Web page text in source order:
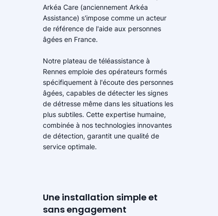
Arkéa Care (anciennement Arkéa
Assistance) s'impose comme un acteur
de référence de l'aide aux personnes
âgées en France.
Notre plateau de téléassistance à
Rennes emploie des opérateurs formés
spécifiquement à l'écoute des personnes
âgées, capables de détecter les signes
de détresse même dans les situations les
plus subtiles. Cette expertise humaine,
combinée à nos technologies innovantes
de détection, garantit une qualité de
service optimale.
Une installation simple et
sans engagement